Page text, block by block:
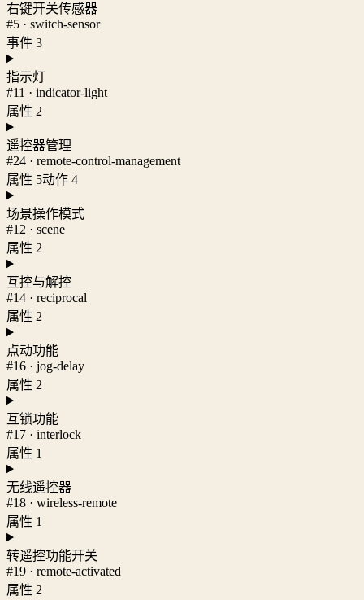
右键开关传感器
#5 · switch-sensor
事件 3
指示灯
#11 · indicator-light
属性 2
遥控器管理
#24 · remote-control-management
属性 5动作 4
场景操作模式
#12 · scene
属性 2
互控与解控
#14 · reciprocal
属性 2
点动功能
#16 · jog-delay
属性 2
互锁功能
#17 · interlock
属性 1
无线遥控器
#18 · wireless-remote
属性 1
转遥控功能开关
#19 · remote-activated
属性 2